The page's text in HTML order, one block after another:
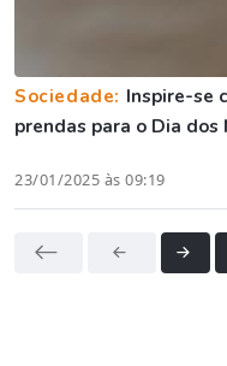
Sociedade: Inspire-se
prendas para o Dia dos
23/01/2025 às 09:19